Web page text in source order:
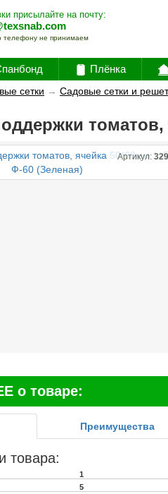
присылайте на почту:
телефону не принимаем
Плёнка
сетки → Садовые сетки и
Артикул:329
о товаре:
Преимущества
товара:
1
5